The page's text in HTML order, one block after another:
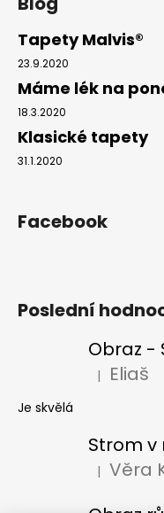
Tapety Malvis®
23.9.2020
Máme lék na
18.3.2020
Klasické tapety
31.1.2020
Facebook
Poslední
Obraz -
Hodnocení
| Eliaš
Je skvělá
Strom v
Hodnocení
| Věra